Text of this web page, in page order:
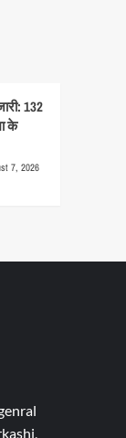
132
के
7, 2026